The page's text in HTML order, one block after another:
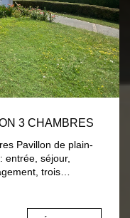
3 CHAMBRES
Pavillon de plain-
entrée, séjour,
trois
vitrage bois.